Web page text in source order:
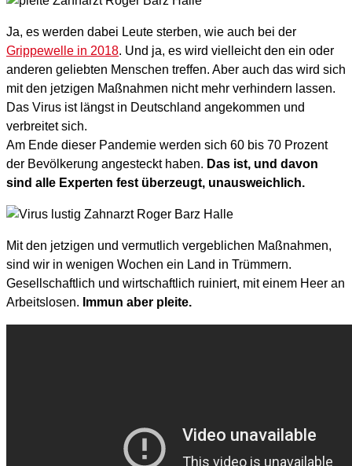
Ja, es werden dabei Leute sterben, wie auch bei der
Grippewelle in 2018. Und ja, es wird vielleicht den ein oder
anderen geliebten Menschen treffen. Aber auch das wird sich
mit den jetzigen Maßnahmen nicht mehr verhindern lassen.
Das Virus ist längst in Deutschland angekommen und
verbreitet sich.
Am Ende dieser Pandemie werden sich 60 bis 70 Prozent
der Bevölkerung angesteckt haben. Das ist, und davon
sind alle Experten fest überzeugt, unausweichlich.
Mit den jetzigen und vermutlich vergeblichen Maßnahmen,
sind wir in wenigen Wochen ein Land in Trümmern.
Gesellschaftlich und wirtschaftlich ruiniert, mit einem Heer an
Arbeitslosen. Immun aber pleite.